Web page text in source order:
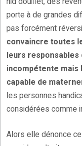
porte à de grandes
pas forcément
convaincre toutes
leurs responsables
incompétente mais
capable de
les personnes
considérées comme
Alors elle dénonce